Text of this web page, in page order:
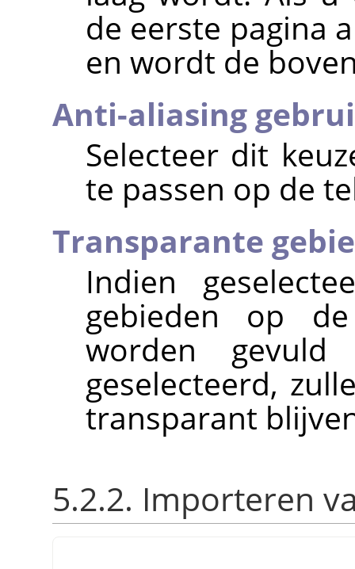
de eerste pagina
en wordt de
Anti-aliasing
Selecteer dit
te passen op de
Transparante
Indien
gebieden op
worden
geselecteerd,
transparant
5.2.2. Importeren